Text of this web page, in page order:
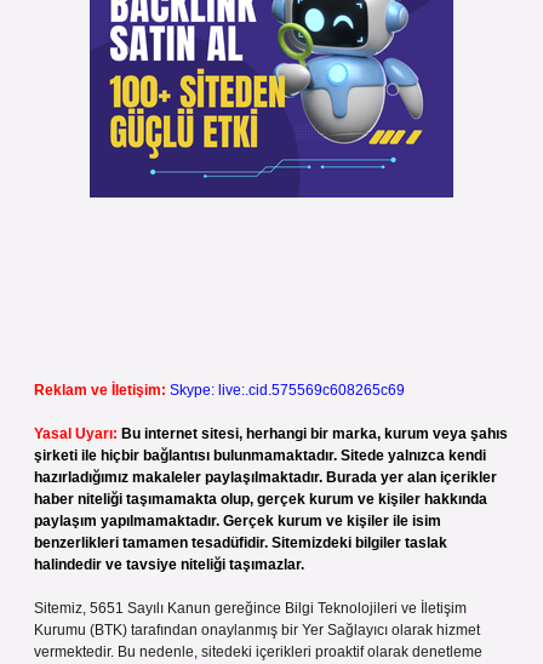
Reklam ve İletişim: Skype: live:.cid.575569c608265c69
Yasal Uyarı: Bu internet sitesi, herhangi bir marka, kurum veya şahıs
şirketi ile hiçbir bağlantısı bulunmamaktadır. Sitede yalnızca kendi
hazırladığımız makaleler paylaşılmaktadır. Burada yer alan içerikler
haber niteliği taşımamakta olup, gerçek kurum ve kişiler hakkında
paylaşım yapılmamaktadır. Gerçek kurum ve kişiler ile isim
benzerlikleri tamamen tesadüfidir. Sitemizdeki bilgiler taslak
halindedir ve tavsiye niteliği taşımazlar.
Sitemiz, 5651 Sayılı Kanun gereğince Bilgi Teknolojileri ve İletişim
Kurumu (BTK) tarafından onaylanmış bir Yer Sağlayıcı olarak hizmet
vermektedir. Bu nedenle, sitedeki içerikleri proaktif olarak denetleme